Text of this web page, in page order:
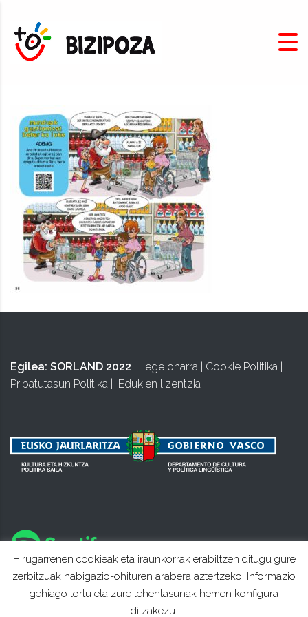
Egilea: SORLAND 2022 Lege oharra Cookie Politika
Pribatutasun Politika
Edukien lizentzia
Hirugarrenen cookieak eta iraunkorrak erabiltzen ditugu gure
zerbitzuak nabigazio-ohituren arabera aztertzeko. Informazio
gehiago lortu eta zure lehentasunak hemen konfigura
ditzakezu.